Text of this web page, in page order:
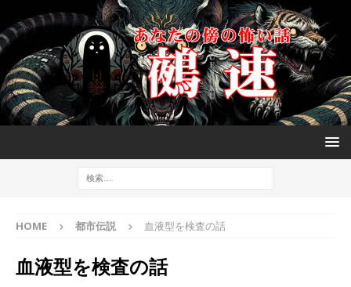
HOME 都市伝説 血液型を検査の話
血液型を検査の話